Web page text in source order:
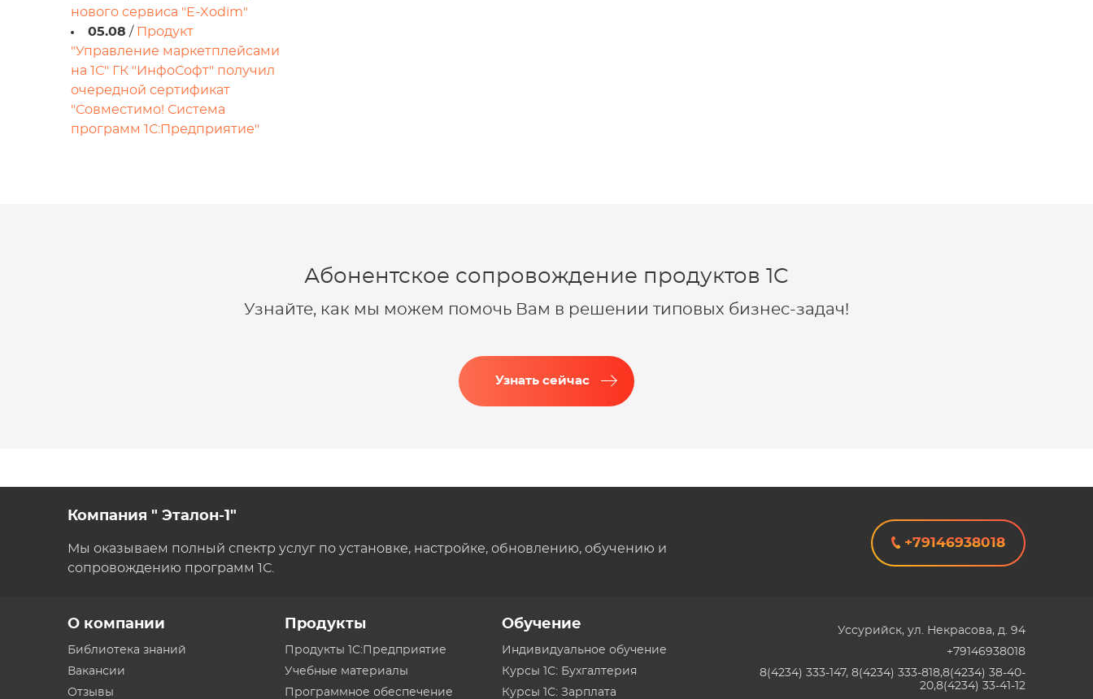
нового сервиса "E-Xodim"
05.08 / Продукт
"Управление маркетплейсами
на 1С" ГК "ИнфоСофт" получил
очередной сертификат
"Совместимо! Система
программ 1С:Предприятие"
Абонентское сопровождение продуктов 1C
Узнайте, как мы можем помочь Вам в решении типовых бизнес-задач!
Узнать сейчас
Компания " Эталон-1"
Мы оказываем полный спектр услуг по установке, настройке, обновлению, обучению и
сопровождению программ 1С.
+79146938018
О компании
Библиотека знаний
Вакансии
Отзывы
Продукты
Продукты 1С:Предприятие
Учебные материалы
Программное обеспечение
Обучение
Индивидуальное обучение
Курсы 1С: Бухгалтерия
Курсы 1С: Зарплата
Уссурийск, ул. Некрасова, д. 94
+79146938018
8(4234) 333-147, 8(4234) 333-818,8(4234) 38-40-
20,8(4234) 33-41-12